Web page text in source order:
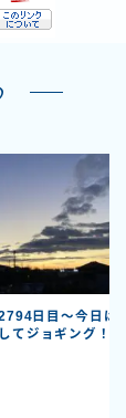
日目～今日は
てジョギング！～